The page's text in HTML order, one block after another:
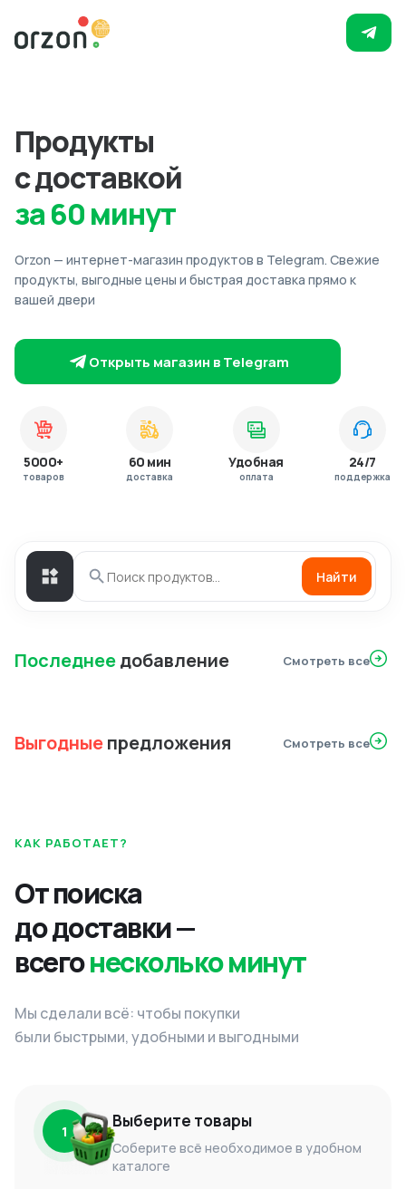
Продукты
с доставкой
за 60 минут
Orzon — интернет-магазин продуктов в Telegram. Свежие
продукты, выгодные цены и быстрая доставка прямо к
вашей двери
Открыть магазин в Telegram
5000+
товаров
60 мин
доставка
Удобная
оплата
24/7
поддержка
Найти
Последнеедобавление Смотреть все
Выгодныепредложения Смотреть все
КАК РАБОТАЕТ?
От поиска
до доставки —
всегонесколько минут
Мы сделали всё: чтобы покупки
были быстрыми, удобными и выгодными
1 Выберите товары
Соберите всё необходимое в удобном
каталоге